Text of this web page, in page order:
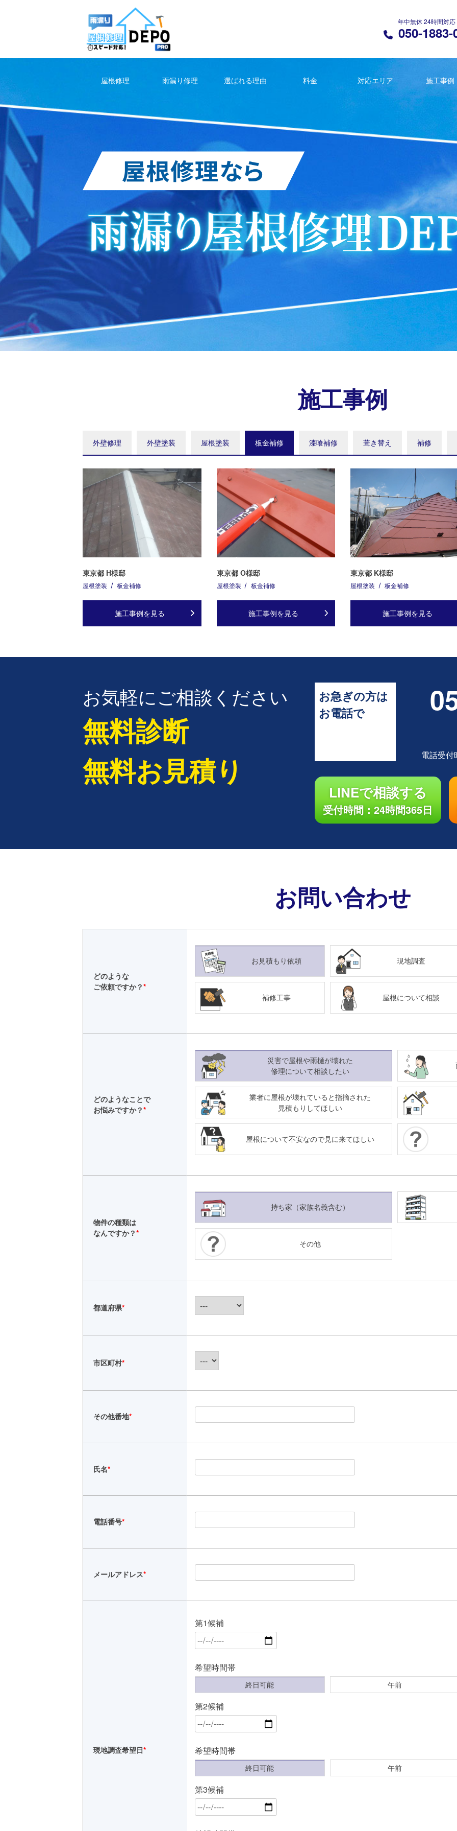
年中無休 24時間対応
050-1883-
屋根修理 雨漏り修理 選ばれる理由 料金 対応エリア 施工事例
施工事例
外壁修理 外壁塗装 屋根塗装 板金補修 漆喰補修 葺き替え 補修
東京都 H様邸
屋根塗装 板金補修
施工事例を見る
東京都 O様邸
屋根塗装 板金補修
施工事例を見る
東京都 K様邸
屋根塗装 板金補修
施工事例を見る
お気軽にご相談ください
無料診断
無料お見積り
お急ぎの方は
お電話で
電話受付
LINEで相談する
受付時間：24時間365日
お問い合わせ
どのような
ご依頼ですか？*
お見積もり依頼 現地調査
補修工事 屋根について相談
どのようなことで
お悩みですか？*
災害で屋根や雨樋が壊れた
修理について相談したい
業者に屋根が壊れていると指摘された
見積もりしてほしい
屋根について不安なので見に来てほしい
物件の種類は
なんですか？*
持ち家（家族名義含む）
その他
都道府県*
市区町村*
その他番地*
氏名*
電話番号*
メールアドレス*
現地調査希望日*
第1候補
希望時間帯
終日可能 午前
第2候補
希望時間帯
終日可能 午前
第3候補